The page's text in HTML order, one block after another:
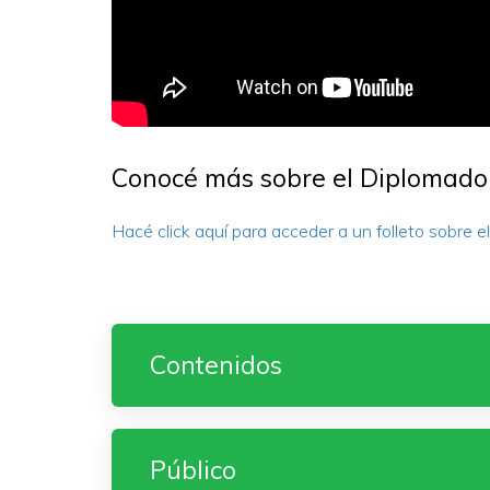
Conocé más sobre el Diplomado
Hacé click aquí para acceder a un folleto sobre
Contenidos
Público